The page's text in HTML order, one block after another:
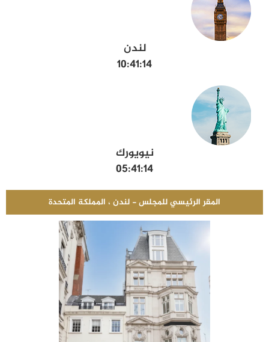
نيويورك
05:41:14
لندن
10:41:14
المقر الرئيسي للمجلس - لندن ، المملكة المتحدة